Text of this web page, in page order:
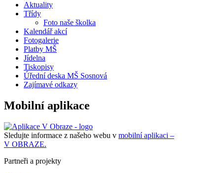
Aktuality
Třídy
Foto naše školka
Kalendář akcí
Fotogalerie
Platby MŠ
Jídelna
Tiskopisy
Úřední deska MŠ Sosnová
Zajímavé odkazy
Mobilní aplikace
Sledujte informace z našeho webu v mobilní aplikaci –
V OBRAZE.
Partneři a projekty